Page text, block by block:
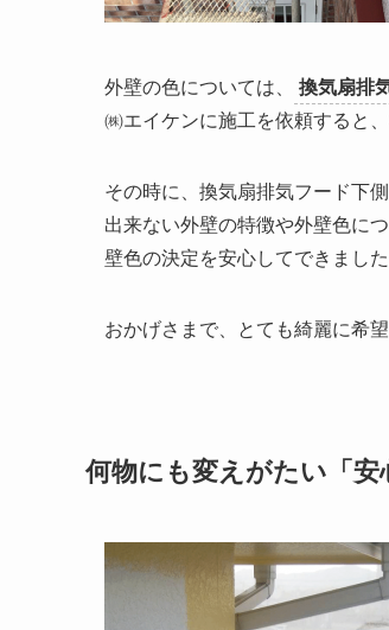
外壁の色については、
換気扇排
㈱エイケンに施工を依頼すると
その時に、換気扇排気フード下
出来ない外壁の特徴や外壁色につ
壁色の決定を安心してできました
おかげさまで、とても綺麗に希
何物にも変えがたい「安